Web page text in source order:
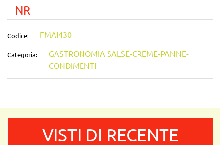
NR
Codice: FMAI430
Categoria:
GASTRONOMIA SALSE-CREME-PANNE-
CONDIMENTI
VISTI DI RECENTE